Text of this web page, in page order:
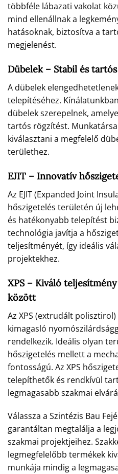
többféle lábazati vakolat
mind ellenállnak a
hatásoknak, biztosítva a
megjelenést.
Dübelek – Stabil és
A dübelek
telepítéséhez.
dübelek szerepelnek,
tartós rögzítést.
kiválasztani a megfelelő
területhez.
EJIT – Innovatív
Az EJIT (Expanded Joint
hőszigetelés területén új
és hatékonyabb telepítést
technológia javítja a
teljesítményét, így ideális
projektekhez.
XPS – Kiváló
között
Az XPS (extrudált
kimagasló
rendelkezik. Ideális olyan
hőszigetelés mellett a
fontosságú. Az XPS
telepíthetők és rendkívül
legmagasabb szakmai
Válassza a Szintézis Bau
garantáltan megtalálja a
szakmai projektjeihez.
legmegfelelőbb termékek
munkája mindig a